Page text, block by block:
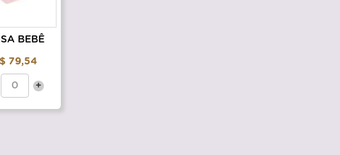
BEBÊ
79,54
+